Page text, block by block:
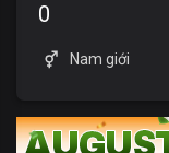
0
Nam giới